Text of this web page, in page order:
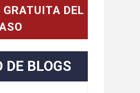
DEL
DE BLOGS